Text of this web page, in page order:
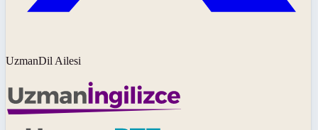
UzmanDil Ailesi